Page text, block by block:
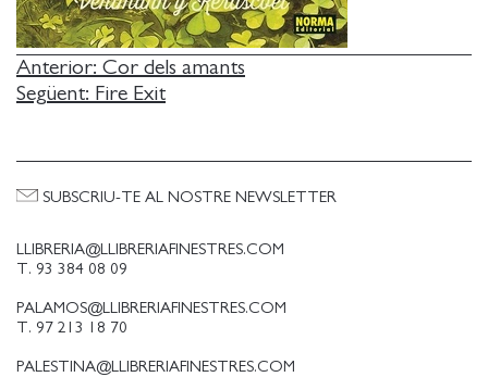
NAVEGACIÓ
D'ENTRADES
Anterior: Cor dels amants
Següent: Fire Exit
LLIBRERIA@LLIBRERIAFINESTRES.COM
T. 93 384 08 09
PALAMOS@LLIBRERIAFINESTRES.COM
T. 97 213 18 70
PALESTINA@LLIBRERIAFINESTRES.COM
SUBSCRIU-TE AL NOSTRE NEWSLETTER